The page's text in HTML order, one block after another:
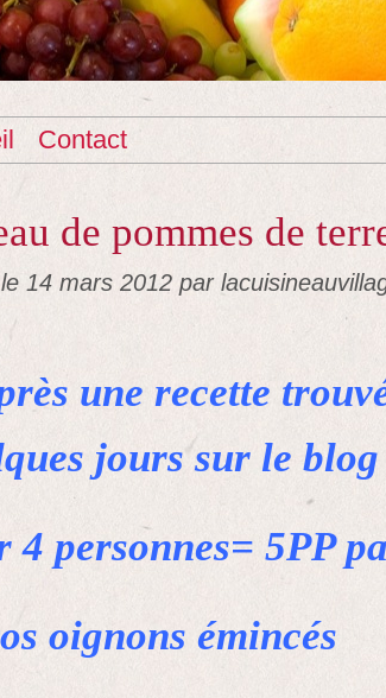
Contact
de pommes de
14 mars 2012 par
une recette
jours sur le blog
4 personnes= 5PP
oignons émincés